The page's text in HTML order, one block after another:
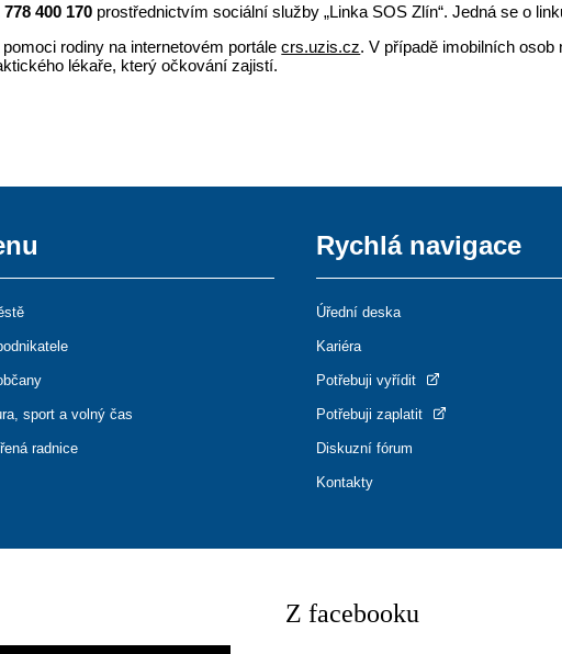
400 170 prostřednictvím sociální služby „Linka SOS Zlín“. Jedná se o
rodiny na internetovém portálecrs.uzis.cz. V případě imobilních
lékaře, který očkování zajistí.
sport a volný čas
radnice
Rychlá navigace
Úřední deska
Kariéra
Potřebuji vyřídit
Potřebuji zaplatit
Diskuzní fórum
Kontakty
Z facebooku